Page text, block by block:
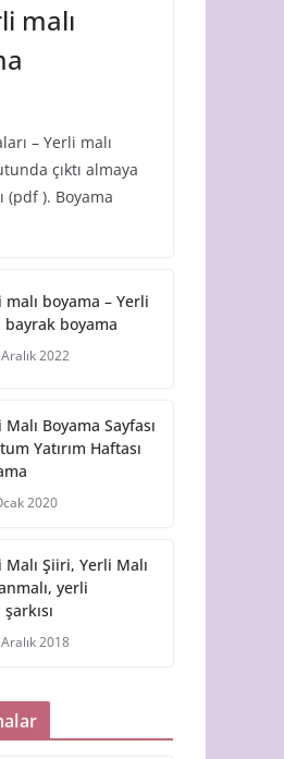
malı
– Yerli malı
çıktı almaya
(pdf ). Boyama
malı boyama – Yerli
bayrak boyama
2022
Boyama Sayfası
Yatırım Haftası
2020
Malı Şiiri, Yerli Malı
yerli
şarkısı
2018